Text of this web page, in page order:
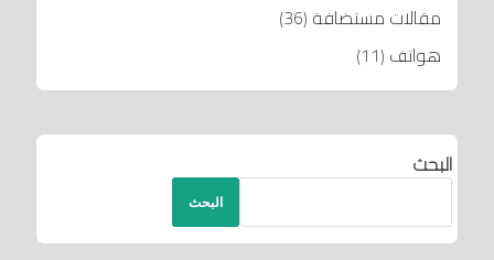
مقالات مستضافة (36)
هواتف (11)
البحث
البحث